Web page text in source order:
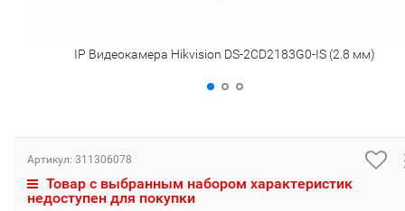
IP Видеокамера Hikvision DS-2CD2183G0-IS (2.8 мм)
Артикул: 311306078
Товар с выбранным набором характеристик
недоступен для покупки